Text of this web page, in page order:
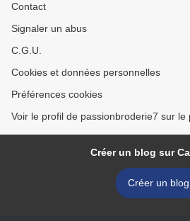
Contact
Signaler un abus
C.G.U.
Cookies et données personnelles
Préférences cookies
Voir le profil de passionbroderie7 sur le
Créer un blog sur
Créer un blog